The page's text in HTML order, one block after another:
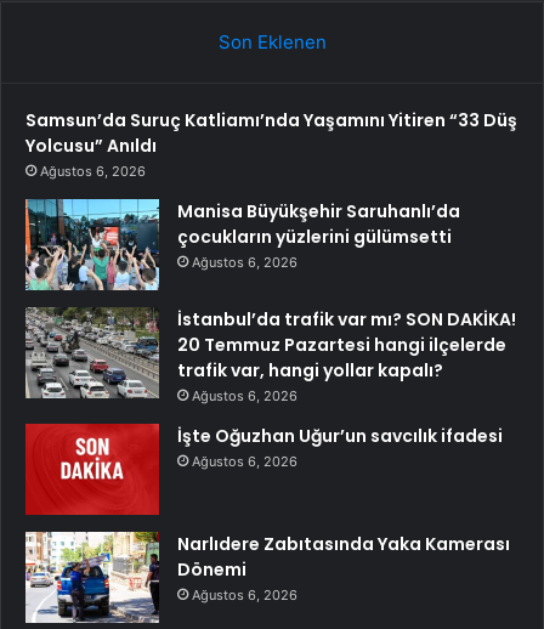
Son Eklenen
Samsun’da Suruç Katliamı’nda Yaşamını Yitiren “33 Düş
Yolcusu” Anıldı
Ağustos 6, 2026
Manisa Büyükşehir Saruhanlı’da
çocukların yüzlerini gülümsetti
Ağustos 6, 2026
İstanbul’da trafik var mı? SON DAKİKA!
20 Temmuz Pazartesi hangi ilçelerde
trafik var, hangi yollar kapalı?
Ağustos 6, 2026
İşte Oğuzhan Uğur’un savcılık ifadesi
Ağustos 6, 2026
Narlıdere Zabıtasında Yaka Kamerası
Dönemi
Ağustos 6, 2026